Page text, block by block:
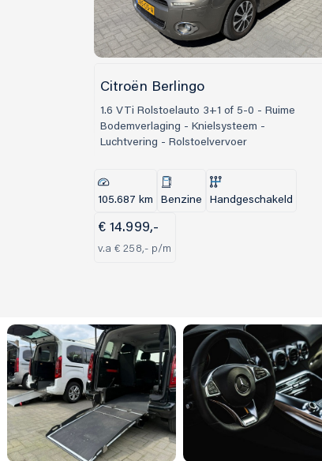
Citroën Berlingo
1.6 VTi Rolstoelauto 3+1 of 5-0 - Ruime
Bodemverlaging - Knielsysteem -
Luchtvering - Rolstoelvervoer
105.687 km Benzine Handgeschakeld
€ 14.999,-
v.a € 258,- p/m